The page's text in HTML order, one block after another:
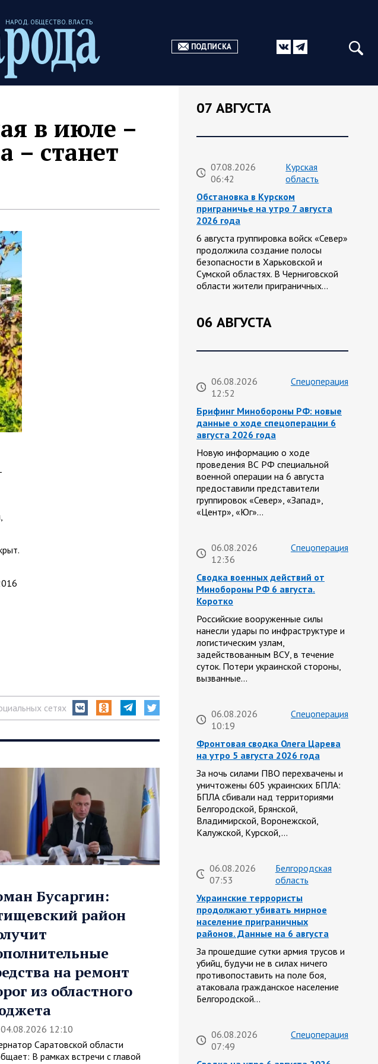
НАРОД. ОБЩЕСТВО. ВЛАСТЬ
ПОДПИСКА
в июле –
– станет
сетях
Бусаргин:
район
на ремонт
из областного
04.08.2026 12:10
Саратовской области
В рамках встречи с главой
07 АВГУСТА
07.08.2026
06:42
Курская
область
Обстановка в Курском
приграничье на утро 7 августа
2026 года
6 августа группировка войск «Север»
продолжила создание полосы
безопасности в Харьковской и
Сумской областях. В Черниговской
области жители приграничных…
06 АВГУСТА
06.08.2026
12:52
Спецоперация
Брифинг Минобороны РФ: новые
данные о ходе спецоперации 6
августа 2026 года
Новую информацию о ходе
проведения ВС РФ специальной
военной операции на 6 августа
предоставили представители
группировок «Север», «Запад»,
«Центр», «Юг»…
06.08.2026
12:36
Спецоперация
Сводка военных действий от
Минобороны РФ 6 августа.
Коротко
Российские вооруженные силы
нанесли удары по инфраструктуре и
логистическим узлам,
задействованным ВСУ, в течение
суток. Потери украинской стороны,
вызванные…
06.08.2026
10:19
Спецоперация
Фронтовая сводка Олега Царева
на утро 5 августа 2026 года
За ночь силами ПВО перехвачены и
уничтожены 605 украинских БПЛА:
БПЛА сбивали над территориями
Белгородской, Брянской,
Владимирской, Воронежской,
Калужской, Курской,…
06.08.2026
07:53
Белгородская
область
Украинские террористы
продолжают убивать мирное
население приграничных
районов. Данные на 6 августа
За прошедшие сутки армия трусов и
убийц, будучи не в силах ничего
противопоставить на поле боя,
атаковала гражданское население
Белгородской…
06.08.2026
07:49
Спецоперация